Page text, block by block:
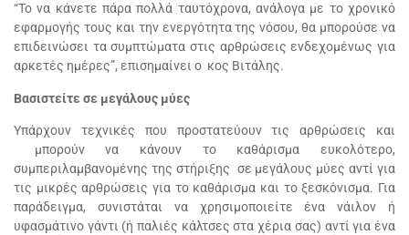
“Το να κάνετε πάρα πολλά ταυτόχρονα, ανάλογα με το χρονικό
εφαρμογής τους και την ενεργότητα της νόσου, θα μπορούσε να
επιδεινώσει τα συμπτώματα στις αρθρώσεις ενδεχομένως για
αρκετές ημέρες”, επισημαίνει ο κος Βιτάλης.
Βασιστείτε σε μεγάλους μύες
Υπάρχουν τεχνικές που προστατεύουν τις αρθρώσεις και
μπορούν να κάνουν το καθάρισμα ευκολότερο,
συμπεριλαμβανομένης της στήριξης σε μεγάλους μύες αντί για
τις μικρές αρθρώσεις για το καθάρισμα και το ξεσκόνισμα. Για
παράδειγμα, συνιστάται να χρησιμοποιείτε ένα νάιλον ή
υφασμάτινο γάντι (ή παλιές κάλτσες στα χέρια σας) αντί για ένα